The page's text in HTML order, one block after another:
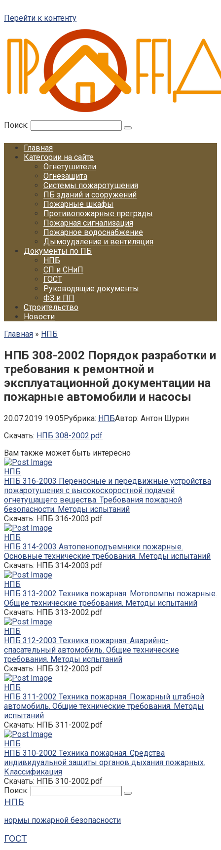
Перейти к контенту
Поиск:
Главная
Категории на сайте
Огнетушители
Огнезащита
Системы пожаротушения
ПБ зданий и сооружений
Пожарные шкафы
Противопожарные преграды
Пожарная сигнализация
Пожарное водоснабжение
Дымоудаление и вентиляция
Документы по ПБ
НПБ
СП и СНиП
ГОСТ
Руководящие документы
ФЗ и ПП
Строительство
Новости
Главная » НПБ
НПБ 308-2002 Порядок разработки и
требования к ремонтной и
эксплуатационной документации на
пожарные автомобили и насосы
20.07.2019 19:05Рубрика: НПБАвтор: Антон Шурин
Скачать: НПБ 308-2002.pdf
Вам также может быть интересно
НПБ
НПБ 316-2003 Переносные и передвижные устройства
пожаротушения с высокоскоростной подачей
огнетушащего вещества. Требования пожарной
безопасности. Методы испытаний
Скачать: НПБ 316-2003.pdf
НПБ
НПБ 314-2003 Автопеноподъемники пожарные.
Основные технические требования. Методы испытаний
Скачать: НПБ 314-2003.pdf
НПБ
НПБ 313-2002 Техника пожарная. Мотопомпы пожарные.
Общие технические требования. Методы испытаний
Скачать: НПБ 313-2002.pdf
НПБ
НПБ 312-2003 Техника пожарная. Аварийно-
спасательный автомобиль. Общие технические
требования. Методы испытаний
Скачать: НПБ 312-2003.pdf
НПБ
НПБ 311-2002 Техника пожарная. Пожарный штабной
автомобиль. Общие технические требования. Методы
испытаний
Скачать: НПБ 311-2002.pdf
НПБ
НПБ 310-2002 Техника пожарная. Средства
индивидуальной защиты органов дыхания пожарных.
Классификация
Скачать: НПБ 310-2002.pdf
Поиск:
НПБ
нормы пожарной безопасности
ГОСТ